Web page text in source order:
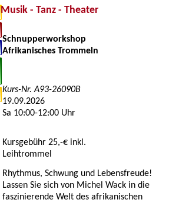
Musik - Tanz - Theater
Schnupperworkshop
Afrikanisches Trommeln
Kurs-Nr. A93-26090B
19.09.2026
Sa 10:00-12:00 Uhr
Kursgebühr 25,-€ inkl.
Leihtrommel
Rhythmus, Schwung und Lebensfreude!
Lassen Sie sich von Michel Wack in die
faszinierende Welt des afrikanischen